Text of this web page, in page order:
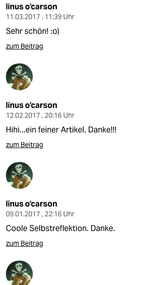
linus o'carson
11.03.2017 , 11:39 Uhr
Sehr schön! :o)
zum Beitrag
linus o'carson
12.02.2017 , 20:16 Uhr
Hihi...ein feiner Artikel. Danke!!!
zum Beitrag
linus o'carson
09.01.2017 , 22:16 Uhr
Coole Selbstreflektion. Danke.
zum Beitrag